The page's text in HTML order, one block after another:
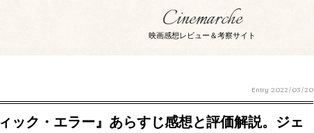
Cinemarche
映画感想レビュー＆考察サイト
Entry 2022/03/20
ック・エラー』あらすじ感想と評価解説。ジェ